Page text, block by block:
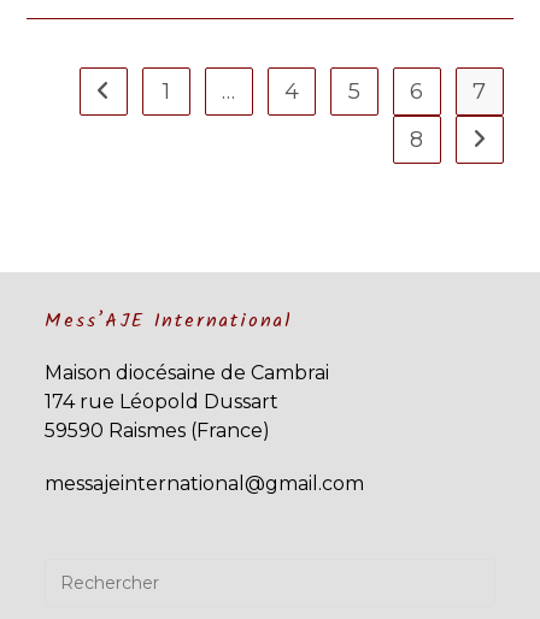
:
Seuil,
Go to the previous page
1 … 4 5 6
7
8
Aller à
Mess’AJE International
Maison diocésaine de Cambrai
174 rue Léopold Dussart
59590 Raismes (France)
messajeinternational@gmail.com